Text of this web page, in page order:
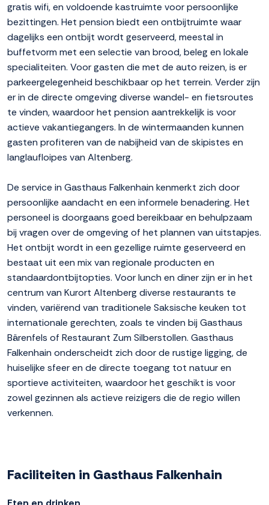
gratis wifi, en voldoende kastruimte voor persoonlijke
bezittingen. Het pension biedt een ontbijtruimte waar
dagelijks een ontbijt wordt geserveerd, meestal in
buffetvorm met een selectie van brood, beleg en lokale
specialiteiten. Voor gasten die met de auto reizen, is er
parkeergelegenheid beschikbaar op het terrein. Verder zijn
er in de directe omgeving diverse wandel- en fietsroutes
te vinden, waardoor het pension aantrekkelijk is voor
actieve vakantiegangers. In de wintermaanden kunnen
gasten profiteren van de nabijheid van de skipistes en
langlaufloipes van Altenberg.
De service in Gasthaus Falkenhain kenmerkt zich door
persoonlijke aandacht en een informele benadering. Het
personeel is doorgaans goed bereikbaar en behulpzaam
bij vragen over de omgeving of het plannen van uitstapjes.
Het ontbijt wordt in een gezellige ruimte geserveerd en
bestaat uit een mix van regionale producten en
standaardontbijtopties. Voor lunch en diner zijn er in het
centrum van Kurort Altenberg diverse restaurants te
vinden, variërend van traditionele Saksische keuken tot
internationale gerechten, zoals te vinden bij Gasthaus
Bärenfels of Restaurant Zum Silberstollen. Gasthaus
Falkenhain onderscheidt zich door de rustige ligging, de
huiselijke sfeer en de directe toegang tot natuur en
sportieve activiteiten, waardoor het geschikt is voor
zowel gezinnen als actieve reizigers die de regio willen
verkennen.
Faciliteiten in Gasthaus Falkenhain